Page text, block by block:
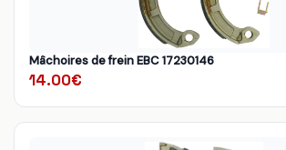
Mâchoires de frein EBC 17230146
14.00€